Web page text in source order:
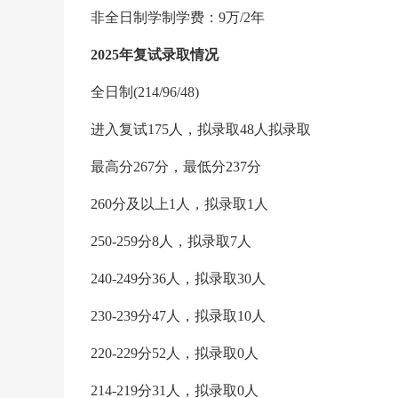
非全日制学制学费：9万/2年
2025年复试录取情况
全日制(214/96/48)
进入复试175人，拟录取48人拟录取
最高分267分，最低分237分
260分及以上1人，拟录取1人
250-259分8人，拟录取7人
240-249分36人，拟录取30人
230-239分47人，拟录取10人
220-229分52人，拟录取0人
214-219分31人，拟录取0人